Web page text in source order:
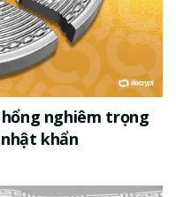
hổng nghiêm trọng
khẩn